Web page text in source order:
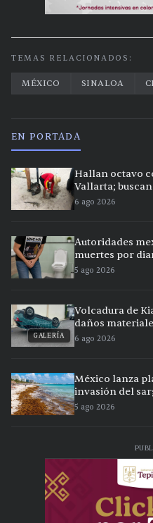
TEMAS RELACIONADOS:
MÉXICO SINALOA
EN PORTADA
Hallan octavo
Vallarta;
6 ago 2026
Autoridades
muertes por
5 ago 2026
GALERÍA
Volcadura de
daños
6 ago 2026
México lanza
invasión del
5 ago 2026